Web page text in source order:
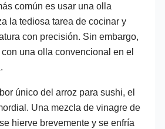
común es usar una olla
la tediosa tarea de cocinar y
con precisión. Sin embargo,
una olla convencional en el
único del arroz para sushi, el
Una mezcla de vinagre de
hierve brevemente y se enfría